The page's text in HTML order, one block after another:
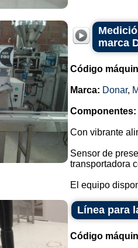
marca
Código
Marca: Donar,
Componentes:
Con vibrante
Sensor de
transportadora
El equipo
Línea para
Código